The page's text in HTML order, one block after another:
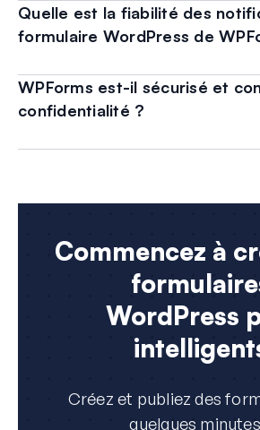
Quelle est la fiabilité des
formulaire WordPress de
WPForms est-il sécurisé et
confidentialité ?
Commencez à
WordPress
Créez et publiez des
quelques